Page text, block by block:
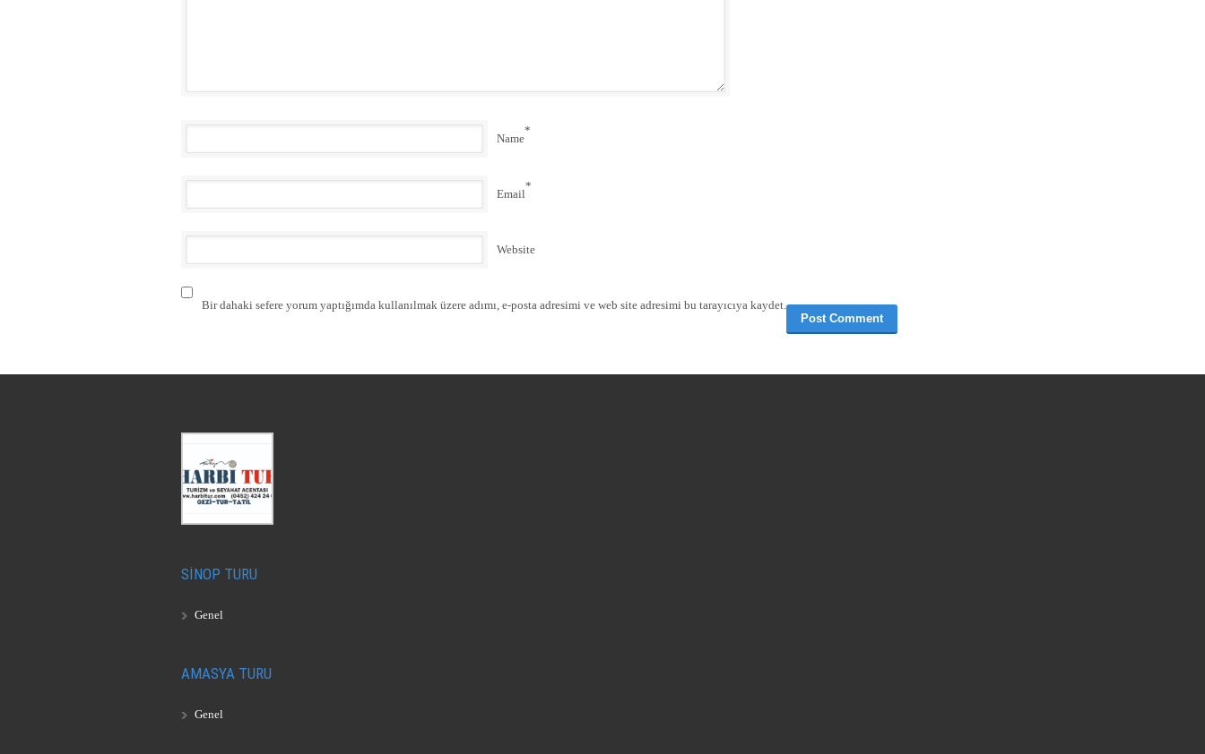
Name
*
Email
*
Website
Bir dahaki sefere yorum yaptığımda kullanılmak üzere adımı, e-posta adresimi ve web site adresimi bu tarayıcıya kaydet.
SİNOP TURU
Genel
AMASYA TURU
Genel